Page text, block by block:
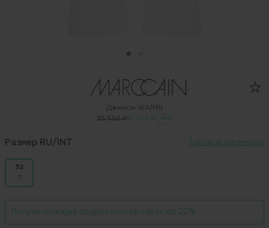
Джинсы WARRI
35 530 ₽ 17 765 ₽ -50%
Размер RU/INT Таблица размеров
52
7
Получите скидку по дисконтной карте до 20%